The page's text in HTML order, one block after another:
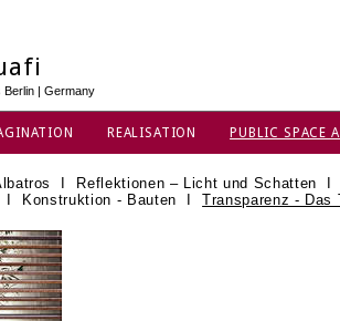
Berlin | Germany
REALISATION PUBLIC SPACE
Reflektionen – Licht und Schatten
Konstruktion - Bauten ITransparenz - Das